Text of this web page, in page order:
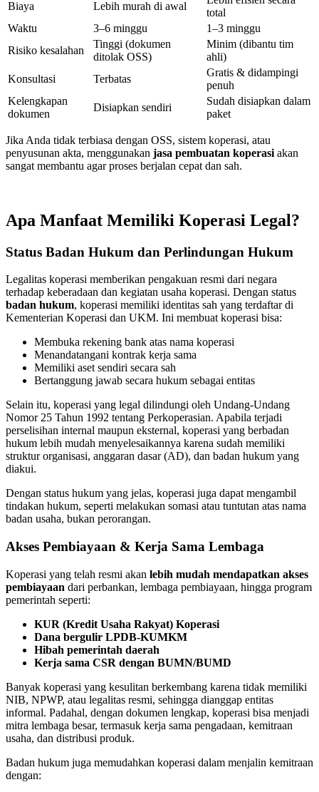
Biaya Lebih murah di awal
total
Waktu
3–6 minggu
1–3 minggu
Risiko kesalahan
Tinggi (dokumen
ditolak OSS)
Minim (dibantu tim
ahli)
Konsultasi
Terbatas
Gratis & didampingi
penuh
Kelengkapan
dokumen
Disiapkan sendiri
Sudah disiapkan dalam
paket
Jika Anda tidak terbiasa dengan OSS, sistem koperasi, atau
penyusunan akta, menggunakan jasa pembuatan koperasi akan
sangat membantu agar proses berjalan cepat dan sah.
Apa Manfaat Memiliki Koperasi Legal?
Status Badan Hukum dan Perlindungan Hukum
Legalitas koperasi memberikan pengakuan resmi dari negara
terhadap keberadaan dan kegiatan usaha koperasi. Dengan status
badan hukum, koperasi memiliki identitas sah yang terdaftar di
Kementerian Koperasi dan UKM. Ini membuat koperasi bisa:
Membuka rekening bank atas nama koperasi
Menandatangani kontrak kerja sama
Memiliki aset sendiri secara sah
Bertanggung jawab secara hukum sebagai entitas
Selain itu, koperasi yang legal dilindungi oleh Undang-Undang
Nomor 25 Tahun 1992 tentang Perkoperasian. Apabila terjadi
perselisihan internal maupun eksternal, koperasi yang berbadan
hukum lebih mudah menyelesaikannya karena sudah memiliki
struktur organisasi, anggaran dasar (AD), dan badan hukum yang
diakui.
Dengan status hukum yang jelas, koperasi juga dapat mengambil
tindakan hukum, seperti melakukan somasi atau tuntutan atas nama
badan usaha, bukan perorangan.
Akses Pembiayaan & Kerja Sama Lembaga
Koperasi yang telah resmi akan lebih mudah mendapatkan akses
pembiayaan dari perbankan, lembaga pembiayaan, hingga program
pemerintah seperti:
KUR (Kredit Usaha Rakyat) Koperasi
Dana bergulir LPDB-KUMKM
Hibah pemerintah daerah
Kerja sama CSR dengan BUMN/BUMD
Banyak koperasi yang kesulitan berkembang karena tidak memiliki
NIB, NPWP, atau legalitas resmi, sehingga dianggap entitas
informal. Padahal, dengan dokumen lengkap, koperasi bisa menjadi
mitra lembaga besar, termasuk kerja sama pengadaan, kemitraan
usaha, dan distribusi produk.
Badan hukum juga memudahkan koperasi dalam menjalin kemitraan
dengan: